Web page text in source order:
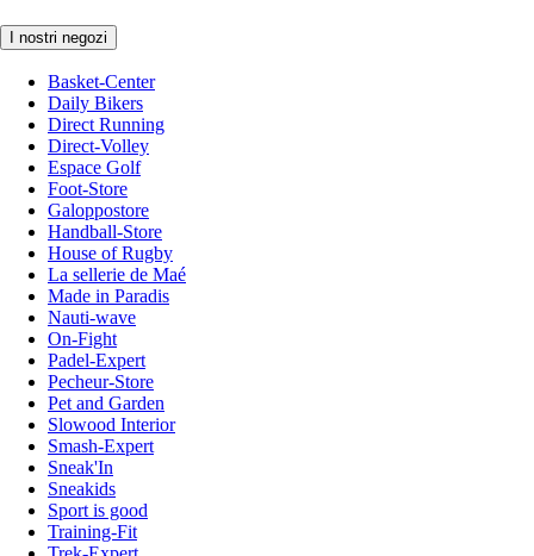
I nostri negozi
Basket-Center
Daily Bikers
Direct Running
Direct-Volley
Espace Golf
Foot-Store
Galoppostore
Handball-Store
House of Rugby
La sellerie de Maé
Made in Paradis
Nauti-wave
On-Fight
Padel-Expert
Pecheur-Store
Pet and Garden
Slowood Interior
Smash-Expert
Sneak'In
Sneakids
Sport is good
Training-Fit